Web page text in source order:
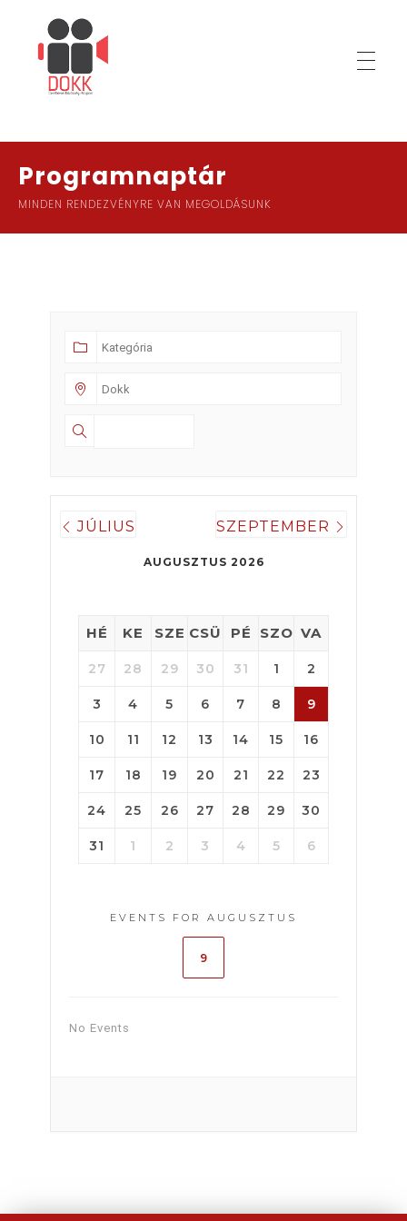
Programnaptár
MINDEN RENDEZVÉNYRE VAN MEGOLDÁSUNK
JÚLIUS
AUGUSZTUS 2026
SZEPTEMBER
HÉ KE SZE CSÜ PÉ SZO VA
27 28 29 30 31 1 2
3 4 5 6 7 8 9
10 11 12 13 14 15 16
17 18 19 20 21 22 23
24 25 26 27 28 29 30
31 1 2 3 4 5 6
EVENTS FOR AUGUSZTUS
9
No Events